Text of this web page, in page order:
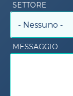
SETTORE
- Nessuno -
MESSAGGIO